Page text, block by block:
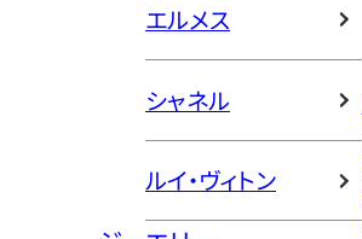
エルメス
シャネル
ルイ・ヴィトン